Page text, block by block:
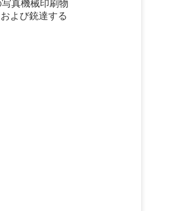
真機械印刷物
よび銃達する